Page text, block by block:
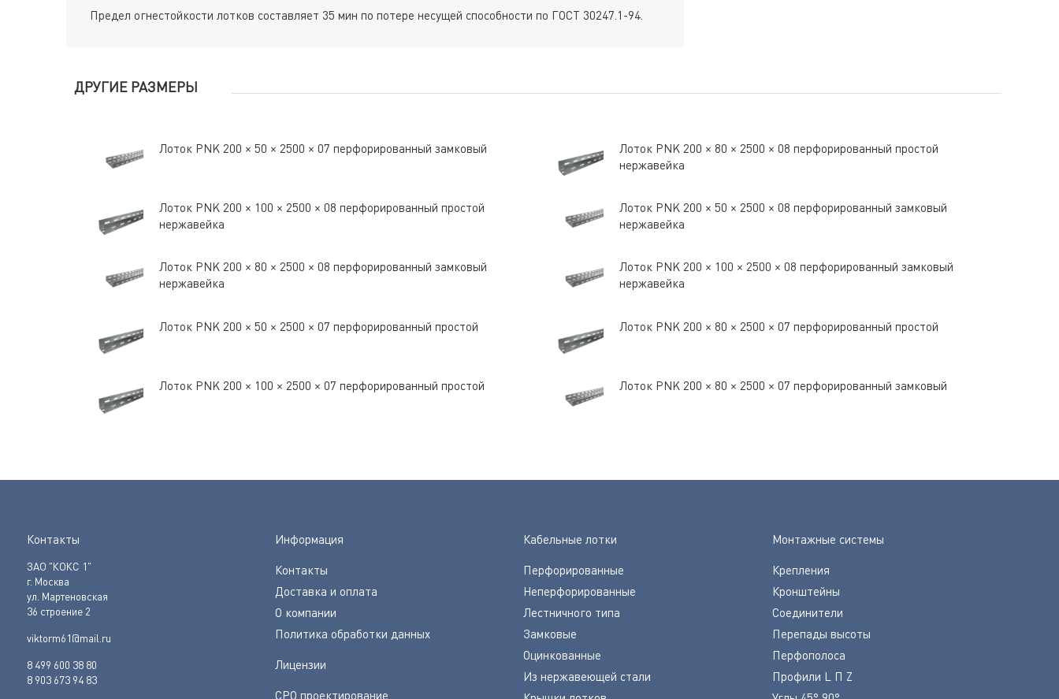
Предел огнестойкости лотков составляет 35 мин по потере несущей способности по ГОСТ 30247.1-94.
ДРУГИЕ РАЗМЕРЫ
Лоток PNK 200 × 50 × 2500 × 07 перфорированный замковый
Лоток PNK 200 × 80 × 2500 × 08 перфорированный простой
нержавейка
Лоток PNK 200 × 100 × 2500 × 08 перфорированный простой
нержавейка
Лоток PNK 200 × 50 × 2500 × 08 перфорированный замковый
нержавейка
Лоток PNK 200 × 80 × 2500 × 08 перфорированный замковый
нержавейка
Лоток PNK 200 × 100 × 2500 × 08 перфорированный замковый
нержавейка
Лоток PNK 200 × 50 × 2500 × 07 перфорированный простой Лоток PNK 200 × 80 × 2500 × 07 перфорированный простой
Лоток PNK 200 × 100 × 2500 × 07 перфорированный простой Лоток PNK 200 × 80 × 2500 × 07 перфорированный замковый
Контакты
ЗАО "КОКС 1"
г. Москва
ул. Мартеновская
36 строение 2
viktorm61@mail.ru
8 499 600 38 80
8 903 673 94 83
Информация
Контакты
Доставка и оплата
О компании
Политика обработки данных
Лицензии
СРО проектирование
Кабельные лотки
Перфорированные
Неперфорированные
Лестничного типа
Замковые
Оцинкованные
Из нержавеющей стали
Монтажные системы
Крепления
Кронштейны
Соединители
Перепады высоты
Перфополоса
Профили L П Z